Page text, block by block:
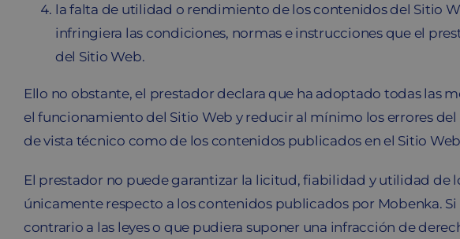
la falta de utilidad o rendimiento de los contenidos del Sitio
infringiera las condiciones, normas e instrucciones que el
del Sitio Web.
Ello no obstante, el prestador declara que ha adoptado todas las
el funcionamiento del Sitio Web y reducir al mínimo los errores
de vista técnico como de los contenidos publicados en el Sitio
El prestador no puede garantizar la licitud, fiabilidad y utilidad de
únicamente respecto a los contenidos publicados por Mobenka.
contrario a las leyes o que pudiera suponer una infracción de